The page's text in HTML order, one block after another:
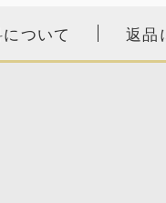
ついて 返品